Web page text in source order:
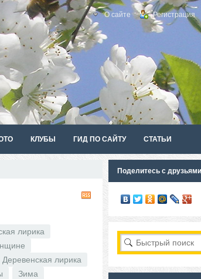
О сайте Регистрация
КЛУБЫ ГИД ПО САЙТУ СТАТЬИ
RSS
лирика
Деревенская лирика
Зима
Поделитесь с друзьями